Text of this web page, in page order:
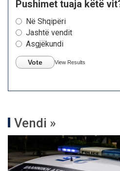
Pushimet tuaja këtë
Në Shqipëri
Jashtë vendit
Asgjëkundi
Vote View Results
Vendi »